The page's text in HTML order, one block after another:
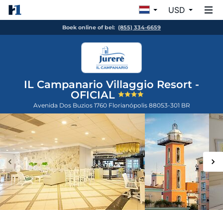
USD
Boek online of bel: (855) 334-6659
IL Campanario Villaggio Resort -
OFICIAL
Avenida Dos Buzios 1760 Florianópolis 88053-301 BR